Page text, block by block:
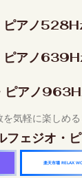
ピアノ
ピアノ
ピアノ
を気軽に楽しめ
フェジオ・
楽天市場 RELAX